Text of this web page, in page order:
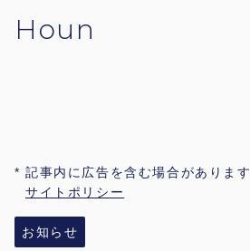
Houn
記事内に広告を含む場合があります
サイトポリシー
お知らせ